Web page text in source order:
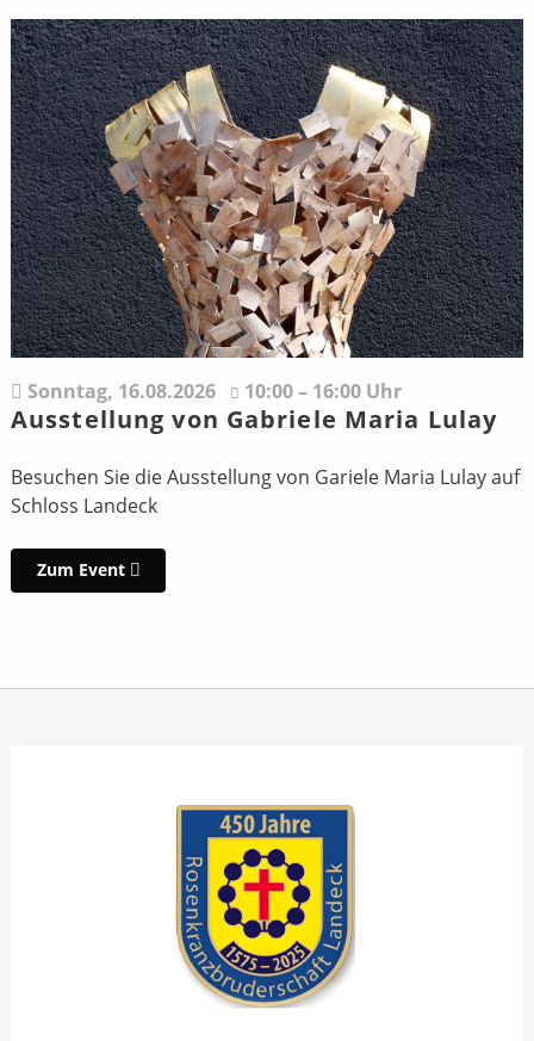
Sonntag, 16.08.2026 10:00 – 16:00 Uhr
Ausstellung von Gabriele Maria Lulay
Besuchen Sie die Ausstellung von Gariele Maria Lulay auf
Schloss Landeck
Zum Event